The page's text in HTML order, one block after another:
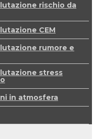
rischio da
CEM
rumore e
stress
in atmosfera